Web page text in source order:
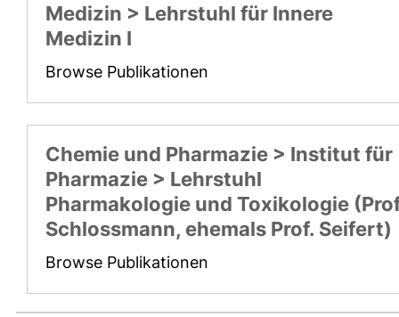
Medizin > Lehrstuhl für Innere
Medizin I
Browse Publikationen
Chemie und Pharmazie > Institut für
Pharmazie > Lehrstuhl
Pharmakologie und Toxikologie
Schlossmann, ehemals Prof. Seifert)
Browse Publikationen